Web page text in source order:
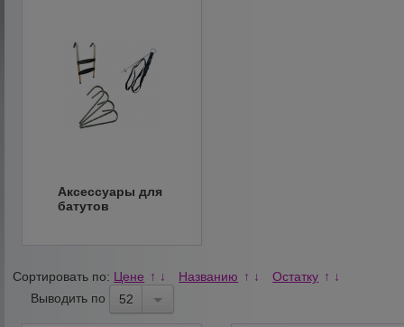
Аксессуары для
батутов
Сортировать по: Цене ↑ ↓ Названию ↑ ↓ Остатку ↑ ↓
Выводить по 52